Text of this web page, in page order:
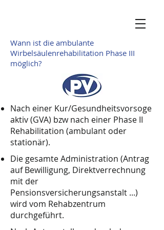
Wann ist die ambulante
Wirbelsäulenrehabilitation Phase III
möglich?
Nach einer Kur/Gesundheitsvorsoge
aktiv (GVA) bzw nach einer Phase II
Rehabilitation (ambulant oder
stationär).
Die gesamte Administration (Antrag
auf Bewilligung, Direktverrechnung
mit der
Pensionsversicherungsanstalt ...)
wird vom Rehabzentrum
durchgeführt.